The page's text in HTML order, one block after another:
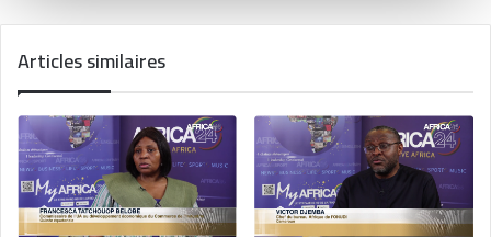
Articles similaires